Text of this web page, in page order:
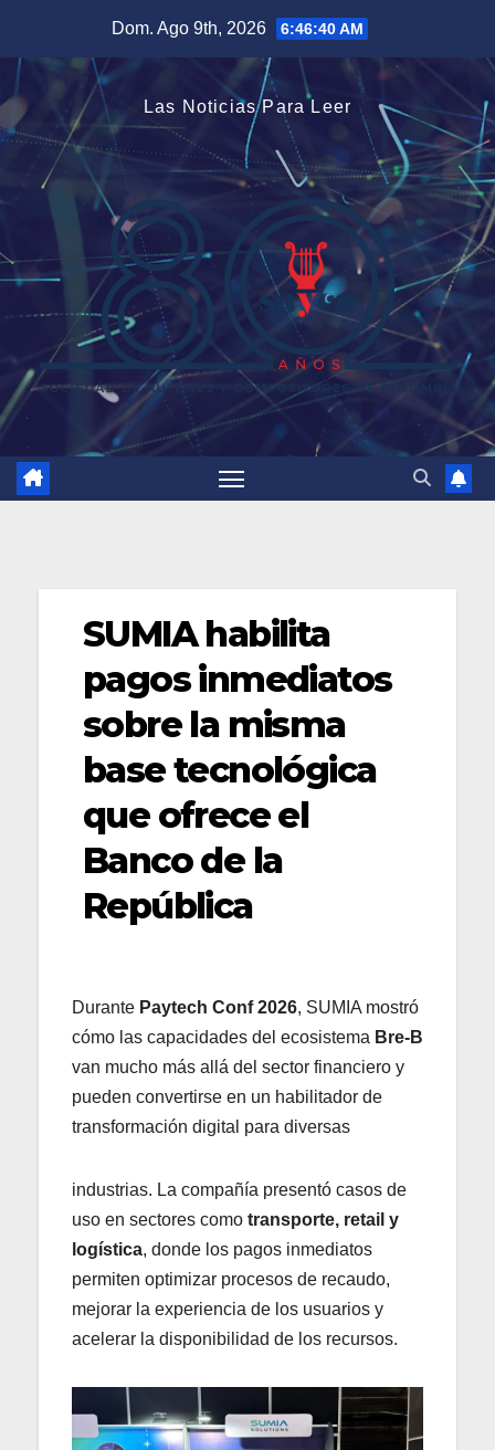
contenido
Dom. Ago 9th, 2026 6:46:41 AM
Las Noticias Para Leer
SUMIA habilita
pagos inmediatos
sobre la misma
base tecnológica
que ofrece el
Banco de la
República
Durante Paytech Conf 2026, SUMIA mostró
cómo las capacidades del ecosistema Bre-B
van mucho más allá del sector financiero y
pueden convertirse en un habilitador de
transformación digital para diversas
industrias. La compañía presentó casos de
uso en sectores como transporte, retail y
logística, donde los pagos inmediatos
permiten optimizar procesos de recaudo,
mejorar la experiencia de los usuarios y
acelerar la disponibilidad de los recursos.